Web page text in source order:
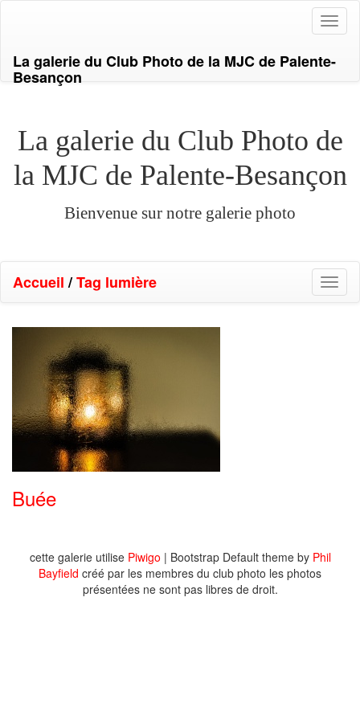
La galerie du Club Photo de la MJC de Palente-
Besançon
La galerie du Club Photo de
la MJC de Palente-Besançon
Bienvenue sur notre galerie photo
Accueil /Tag lumière
Buée
cette galerie utilise Piwigo | Bootstrap Default theme by Phil
Bayfield créé par les membres du club photo les photos
présentées ne sont pas libres de droit.